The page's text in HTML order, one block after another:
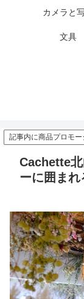
カメラと
文具
記事内に商品プロモ
Cachette
ーに囲まれ